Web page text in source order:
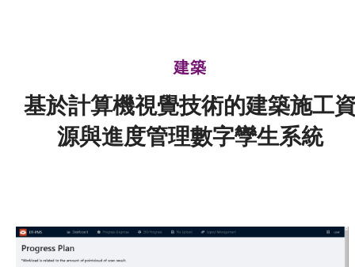
項目及資助計劃
活動及消息
建築
基於計算機視覺技術的建築施工
源與進度管理數字孿生系統